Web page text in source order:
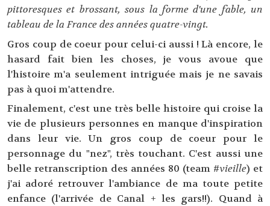
pittoresques et brossant, sous la forme d'une fable, un
tableau de la France des années quatre-vingt.
Gros coup de coeur pour celui-ci aussi ! Là encore, le
hasard fait bien les choses, je vous avoue que
l'histoire m'a seulement intriguée mais je ne savais
pas à quoi m'attendre.
Finalement, c'est une très belle histoire qui croise la
vie de plusieurs personnes en manque d'inspiration
dans leur vie. Un gros coup de coeur pour le
personnage du "nez", très touchant. C'est aussi une
belle retranscription des années 80 (team #vieille) et
j'ai adoré retrouver l'ambiance de ma toute petite
enfance (l'arrivée de Canal + les gars!!). Quand à